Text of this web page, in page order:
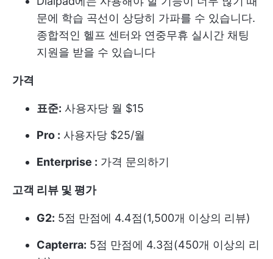
문에 학습 곡선이 상당히 가파를 수 있습니다.
종합적인 헬프 센터와 연중무휴 실시간 채팅
지원을 받을 수 있습니다
가격
표준: 사용자당 월 $15
Pro : 사용자당 $25/월
Enterprise : 가격 문의하기
고객 리뷰 및 평가
G2: 5점 만점에 4.4점(1,500개 이상의 리뷰)
Capterra: 5점 만점에 4.3점(450개 이상의 리